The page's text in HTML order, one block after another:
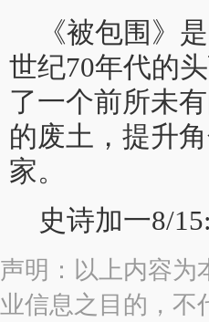
《被包围》
世纪70年代的
了一个前所未
的废土，提升
家。
史诗加一8/
声明：以上内容为
业信息之目的，不